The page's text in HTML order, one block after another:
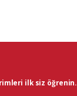
ilk siz öğrenin.